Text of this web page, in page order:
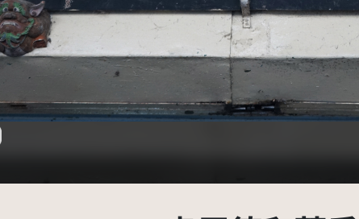
創用CC姓名標示-非商業性 3.0 台灣及其後版本(CC BY-NC 3.0 TW +)